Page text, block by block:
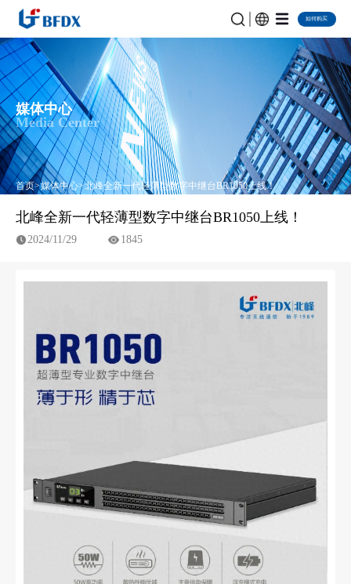
如何购买
媒体中心
Media Center
首页 媒体中心 北峰全新一代轻薄型数字中继台BR1050上线！
北峰全新一代轻薄型数字中继台BR1050上线！
2024/11/29 1845